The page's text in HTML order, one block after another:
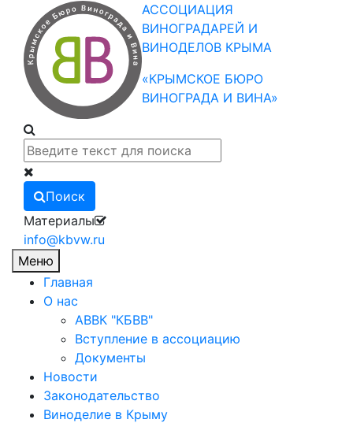
АССОЦИАЦИЯ
ВИНОГРАДАРЕЙ И
ВИНОДЕЛОВ КРЫМА
«КРЫМСКОЕ БЮРО
ВИНОГРАДА И ВИНА»
Поиск
Материалы
info@kbvw.ru
Меню
Главная
О нас
АВВК "КБВВ"
Вступление в ассоциацию
Документы
Новости
Законодательство
Виноделие в Крыму